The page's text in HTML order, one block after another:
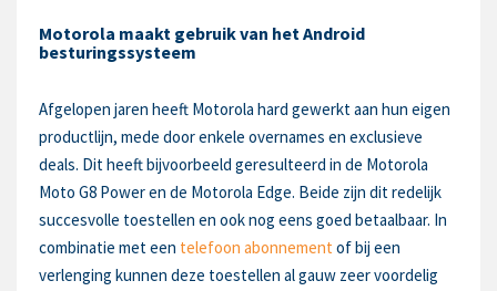
Motorola maakt gebruik van het Android
besturingssysteem
Afgelopen jaren heeft Motorola hard gewerkt aan hun eigen
productlijn, mede door enkele overnames en exclusieve
deals. Dit heeft bijvoorbeeld geresulteerd in de Motorola
Moto G8 Power en de Motorola Edge. Beide zijn dit redelijk
succesvolle toestellen en ook nog eens goed betaalbaar. In
combinatie met een telefoon abonnement of bij een
verlenging kunnen deze toestellen al gauw zeer voordelig